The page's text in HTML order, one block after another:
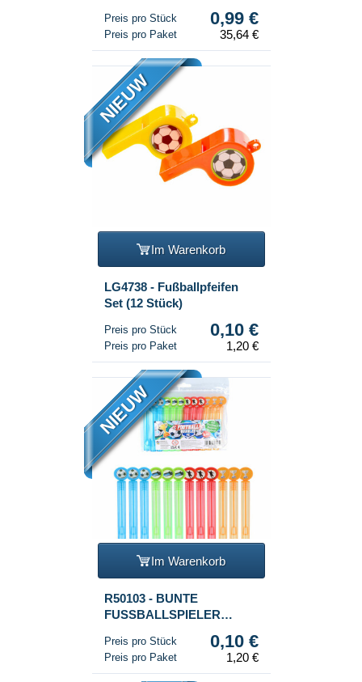
Preis pro Stück 0,99 €
Preis pro Paket 35,64 €
NIEUW
Im Warenkorb
LG4738 - Fußballpfeifen
Set (12 Stück)
Preis pro Stück 0,10 €
Preis pro Paket 1,20 €
NIEUW
Im Warenkorb
R50103 - BUNTE
FUSSBALLSPIELER
Preis pro Stück 0,10 €
Preis pro Paket 1,20 €